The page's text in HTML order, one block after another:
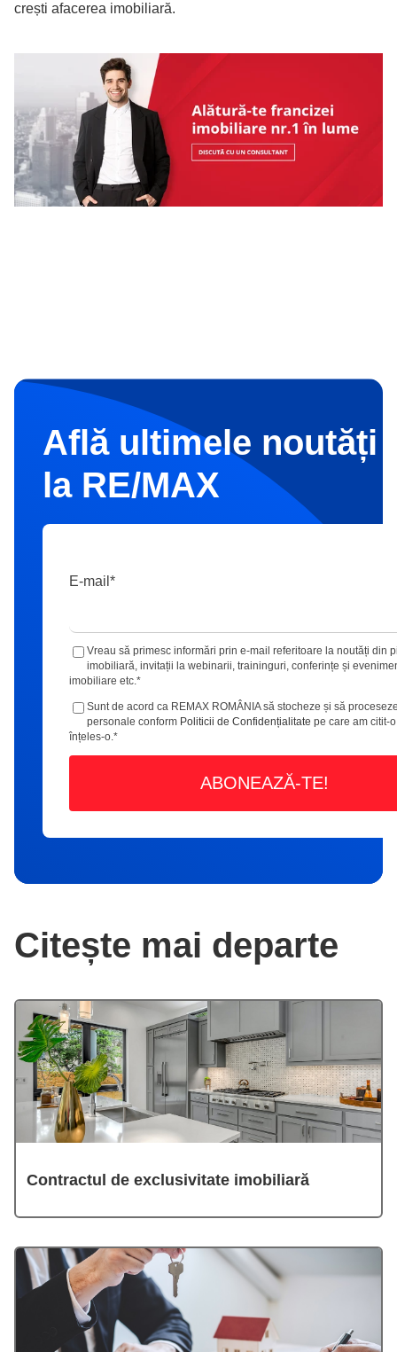
crești afacerea imobiliară.
Află ultimele noutăți
la RE/MAX
E-mail *
Vreau să primesc informări prin e-mail referitoare la noutăți din
imobiliară, invitații la webinarii, traininguri, conferințe și
imobiliare etc.*
Sunt de acord ca REMAX ROMÂNIA să stocheze și să
personale conform Politicii de Confidențialitate pe care am citit-
înțeles-o.*
Citește mai departe
Contractul de exclusivitate imobiliară